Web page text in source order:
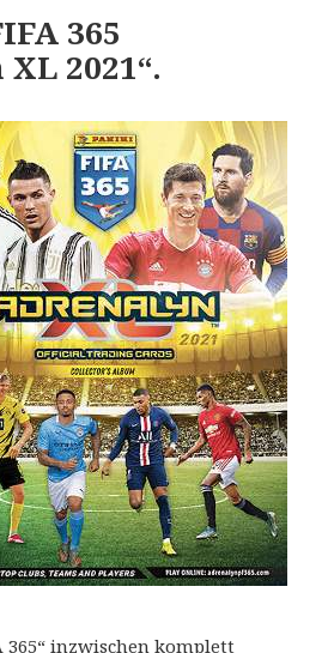
365
2021“.
365“ inzwischen komplett